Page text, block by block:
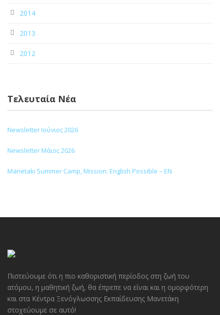
2014
2013
2012
Τελευταία Νέα
Newsletter Ιούνιος 2026
Newsletter Μάιος 2026
Manetaki Summer Camp, Mission: English Possible – EN
Πιστεύουμε ότι η πιο καθοριστική περίοδος στη ζωή του
ατόμου, η μαθητική ζωή, θα έπρεπε να είναι και η ομορφότερη
και στα Κέντρα Ξενόγλωσσης Εκπαίδευσης Μανετάκη
στοχεύουμε σε αυτό!